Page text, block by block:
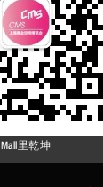
Mall里乾坤